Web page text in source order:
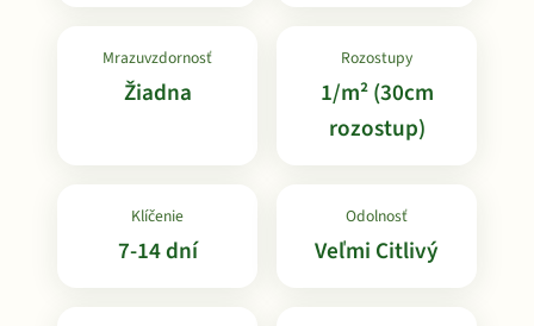
Mrazuvzdornosť
Žiadna
Rozostupy
1/m² (30cm
rozostup)
Klíčenie
7-14 dní
Odolnosť
Veľmi Citlivý